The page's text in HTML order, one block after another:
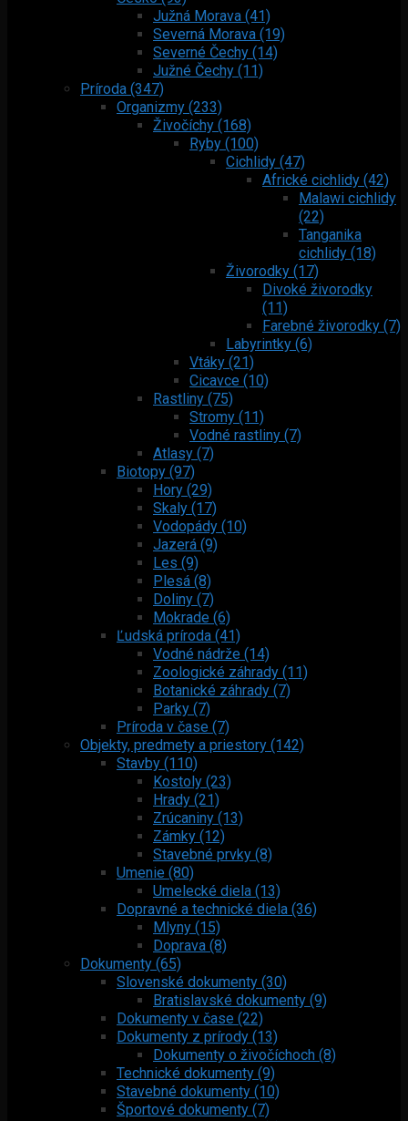
Južná Morava (41)
Severná Morava (19)
Severné Čechy (14)
Južné Čechy (11)
Príroda (347)
Organizmy (233)
Živočíchy (168)
Ryby (100)
Cichlidy (47)
Africké cichlidy (42)
Malawi cichlidy
(22)
Tanganika
cichlidy (18)
Živorodky (17)
Divoké živorodky
(11)
Farebné živorodky (7)
Labyrintky (6)
Vtáky (21)
Cicavce (10)
Rastliny (75)
Stromy (11)
Vodné rastliny (7)
Atlasy (7)
Biotopy (97)
Hory (29)
Skaly (17)
Vodopády (10)
Jazerá (9)
Les (9)
Plesá (8)
Doliny (7)
Mokrade (6)
Ľudská príroda (41)
Vodné nádrže (14)
Zoologické záhrady (11)
Botanické záhrady (7)
Parky (7)
Príroda v čase (7)
Objekty, predmety a priestory (142)
Stavby (110)
Kostoly (23)
Hrady (21)
Zrúcaniny (13)
Zámky (12)
Stavebné prvky (8)
Umenie (80)
Umelecké diela (13)
Dopravné a technické diela (36)
Mlyny (15)
Doprava (8)
Dokumenty (65)
Slovenské dokumenty (30)
Bratislavské dokumenty (9)
Dokumenty v čase (22)
Dokumenty z prírody (13)
Dokumenty o živočíchoch (8)
Technické dokumenty (9)
Stavebné dokumenty (10)
Športové dokumenty (7)